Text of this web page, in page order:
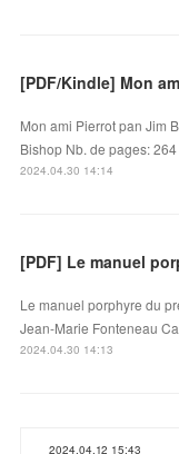
[PDF/Kindle] Mon
Mon ami Pierrot pan Jim
Bishop Nb. de pages:
2024.04.30 14:14
Le manuel porphyre du
Jean-Marie Fonteneau
2024.04.30 14:13
2024.04.12 15:43